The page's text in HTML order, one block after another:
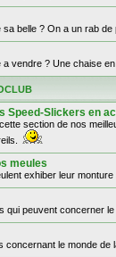
belle ? On a un rab
a vendre ? Une chaise
Speed-Slickers en
section de nos
meules
exhiber leur
qui peuvent concerner
concernant le monde de